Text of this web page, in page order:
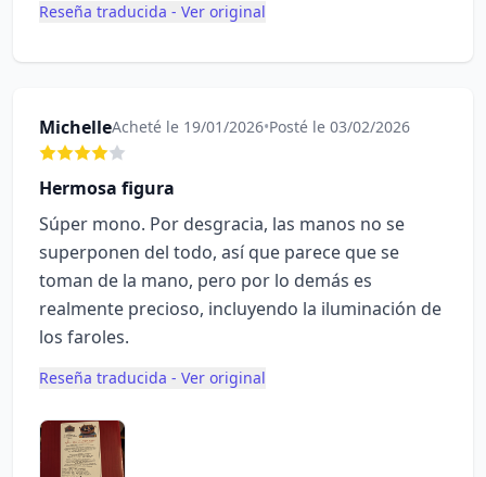
Reseña traducida - Ver original
MichelleAcheté le 19/01/2026•Posté le 03/02/2026
Hermosa figura
Súper mono. Por desgracia, las manos no se
superponen del todo, así que parece que se
toman de la mano, pero por lo demás es
realmente precioso, incluyendo la iluminación de
los faroles.
Reseña traducida - Ver original